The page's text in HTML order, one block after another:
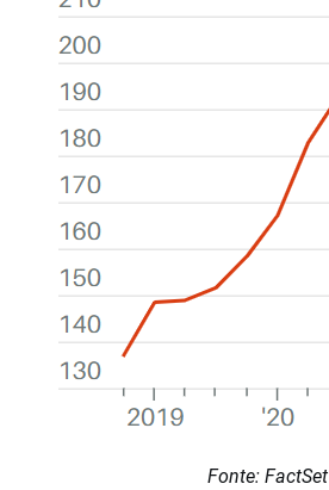
Fonte: FactSet